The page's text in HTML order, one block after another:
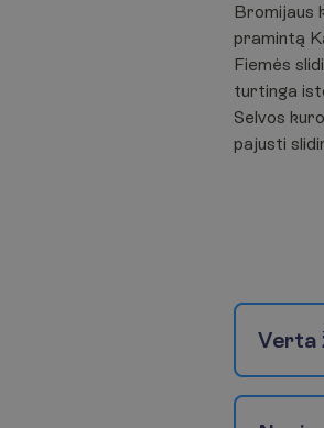
Bromijaus
pramintą
Fiemės
turtinga
Selvos
pajusti
Verta